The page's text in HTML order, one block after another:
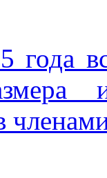
года